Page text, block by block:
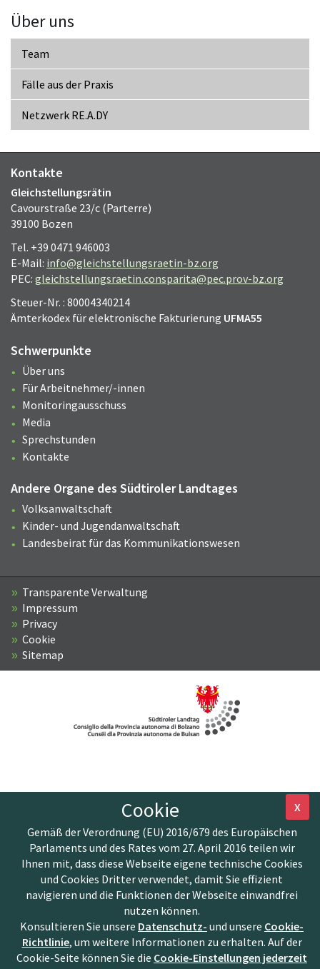
Über uns
Team
Fälle aus der Praxis
Netzwerk RE.A.DY
Kontakte
Gleichstellungsrätin
Cavourstraße 23/c (Parterre)
39100 Bozen
Tel. +39 0471 946003
E-Mail: info@gleichstellungsraetin-bz.org
PEC: gleichstellungsraetin.consparita@pec.prov-bz.org
Steuer-Nr. : 80004340214
Ämterkodex für elektronische Fakturierung UFMA55
Schwerpunkte
Über uns
Für Arbeitnehmer/-innen
Monitoringausschuss
Media
Sprechstunden
Kontakte
Andere Organe des Südtiroler Landtages
Volksanwaltschaft
Kinder- und Jugendanwaltschaft
Landesbeirat für das Kommunikationswesen
Transparente Verwaltung
Impressum
Privacy
Cookie
Sitemap
X
Cookie
Gemäß der Verordnung (EU) 2016/679 des Europäischen
Parlaments und des Rates vom 27. April 2016 teilen wir
Ihnen mit, dass diese Webseite eigene technische Cookies
und Cookies Dritter verwendet, damit Sie effizient
navigieren und die Funktionen der Webseite einwandfrei
nutzen können.
Konsultieren Sie unsere Datenschutz- und unsere Cookie-
Richtlinie, um weitere Informationen zu erhalten. Auf der
Cookie-Seite können Sie die Cookie-Einstellungen jederzeit